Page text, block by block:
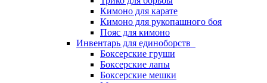
Кимоно для карате
Кимоно для рукопашного боя
Пояс для кимоно
Инвентарь для единоборств
Боксерские груши
Боксерские лапы
Боксерские мешки